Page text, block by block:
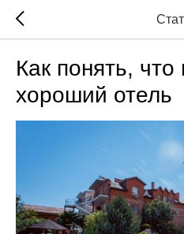
Как понять,
хороший отель